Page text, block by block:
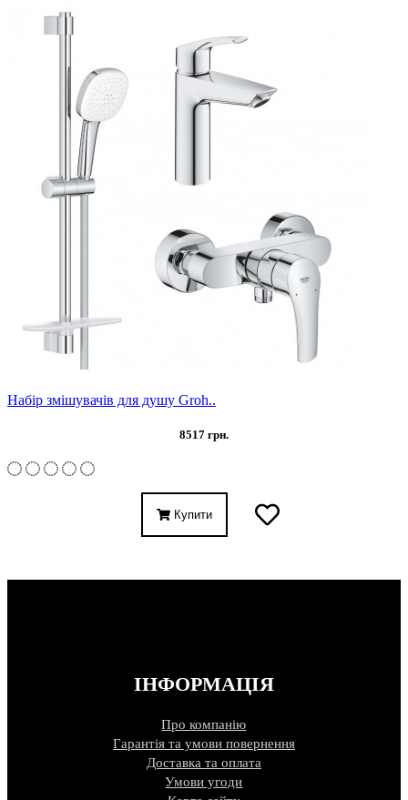
Набір змішувачів для душу Groh..
8517 грн.
Купити
ІНФОРМАЦІЯ
Про компанію
Гарантія та умови повернення
Доставка та оплата
Умови угоди